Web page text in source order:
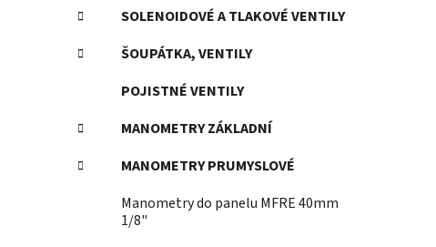
SOLENOIDOVÉ A TLAKOVÉ VENTILY
ŠOUPÁTKA, VENTILY
POJISTNÉ VENTILY
MANOMETRY ZÁKLADNÍ
MANOMETRY PRUMYSLOVÉ
Manometry do panelu MFRE 40mm
1/8"